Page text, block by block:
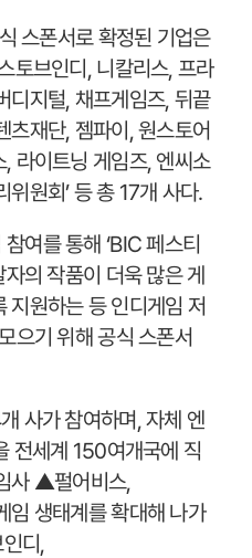
스폰서로 확정된 기업은
토브인디, 니칼리스, 프라
디지털, 채프게임즈, 뒤끝
츠재단, 젬파이, 원스토어
라이트닝 게임즈, 엔씨소
원회’ 등 총 17개 사다.
여를 통해 ‘BIC 페스티
의 작품이 더욱 많은 게
지원하는 등 인디게임 저
으기 위해 공식 스폰서
사가 참여하며, 자체 엔
전세계 150여개국에 직
사 ▲펄어비스,
임 생태계를 확대해 나가
디,